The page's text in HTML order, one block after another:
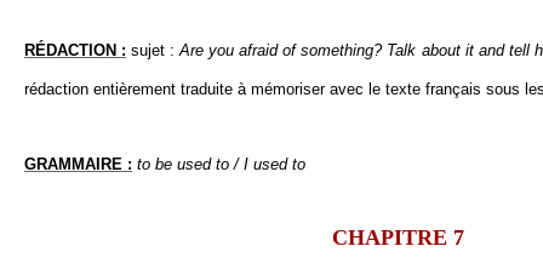
RÉDACTION : sujet :Are you afraid of something? Talk about it and tell
rédaction entièrement traduite à mémoriser avec le texte français sous
GRAMMAIRE : to be used to / I used to
CHAPITRE 7